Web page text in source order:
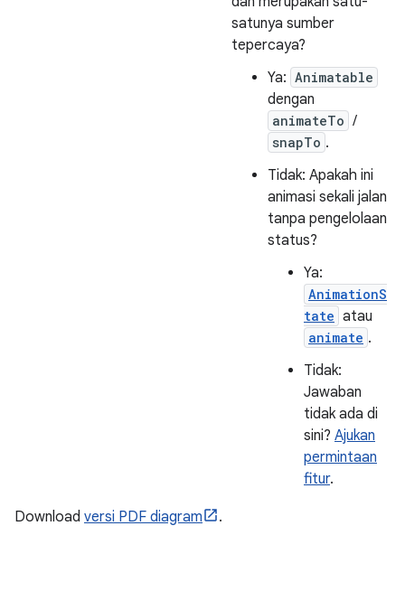
satunya sumber
tepercaya?
Ya: Animatable
dengan
animateTo /
snapTo .
Tidak: Apakah ini
animasi sekali jalan
tanpa pengelolaan
status?
Ya:
AnimationS
tate atau
animate .
Tidak:
Jawaban
tidak ada di
sini? Ajukan
permintaan
fitur.
Download versi PDF diagram .